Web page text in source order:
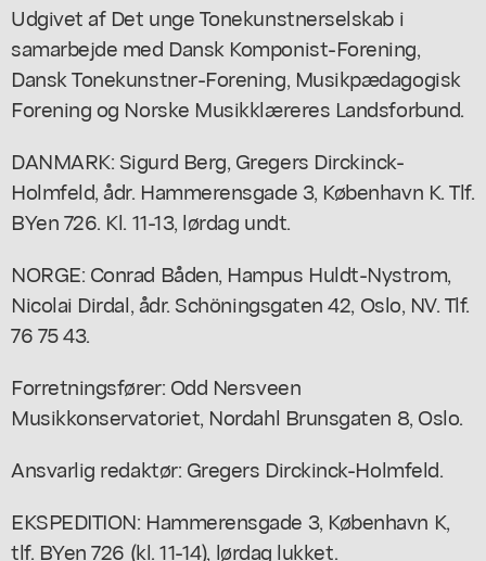
Udgivet af Det unge Tonekunstnerselskab i
samarbejde med Dansk Komponist-Forening,
Dansk Tonekunstner-Forening, Musikpædagogisk
Forening og Norske Musikklæreres Landsforbund.
DANMARK: Sigurd Berg, Gregers Dirckinck-
Holmfeld, ådr. Hammerensgade 3, København K. Tlf.
BYen 726. Kl. 11-13, lørdag undt.
NORGE: Conrad Båden, Hampus Huldt-Nystrom,
Nicolai Dirdal, ådr. Schöningsgaten 42, Oslo, NV. Tlf.
76 75 43.
Forretningsfører: Odd Nersveen
Musikkonservatoriet, Nordahl Brunsgaten 8, Oslo.
Ansvarlig redaktør: Gregers Dirckinck-Holmfeld.
EKSPEDITION: Hammerensgade 3, København K,
tlf. BYen 726 (kl. 11-14), lørdag lukket.